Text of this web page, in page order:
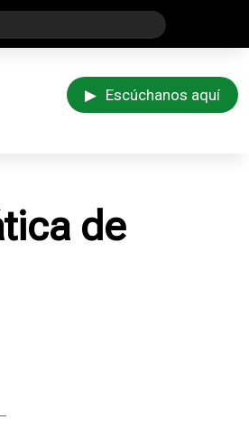
▶ Escúchanos aquí
de